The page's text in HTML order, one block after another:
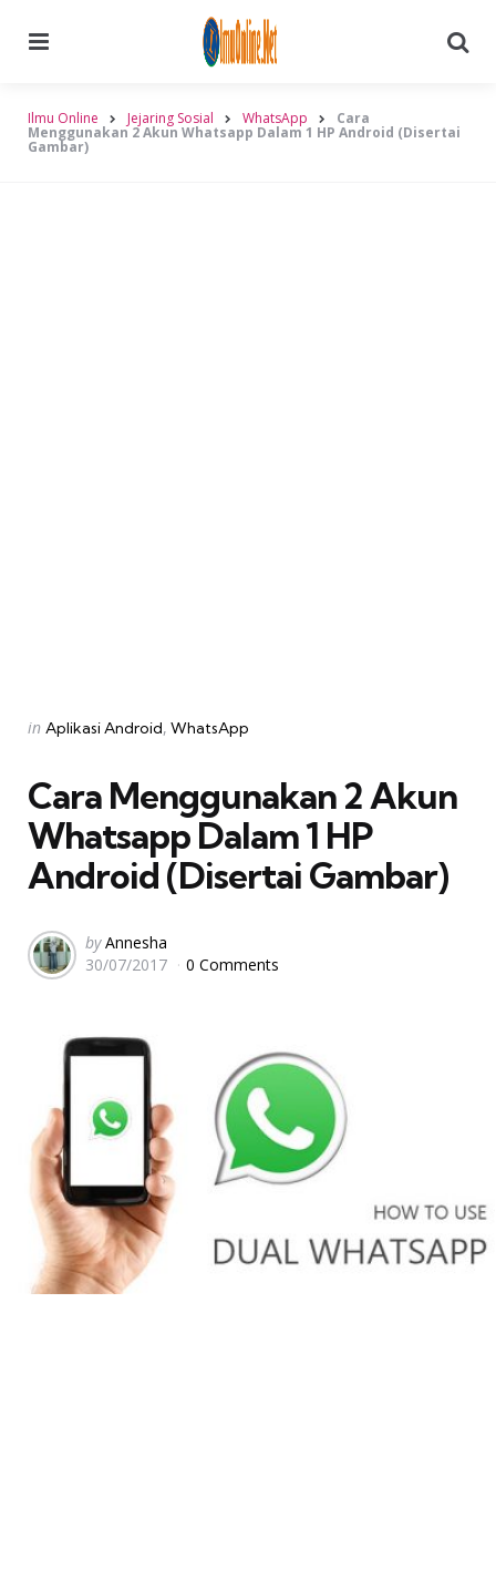
Ilmu Online Jejaring Sosial WhatsApp Cara
Menggunakan 2 Akun Whatsapp Dalam 1 HP Android (Disertai
Gambar)
Categories
Posted
in Aplikasi Android WhatsApp
Cara Menggunakan 2 Akun
Whatsapp Dalam 1 HP
Android (Disertai Gambar)
Posted
by
by Annesha
30/07/2017
0 Comments